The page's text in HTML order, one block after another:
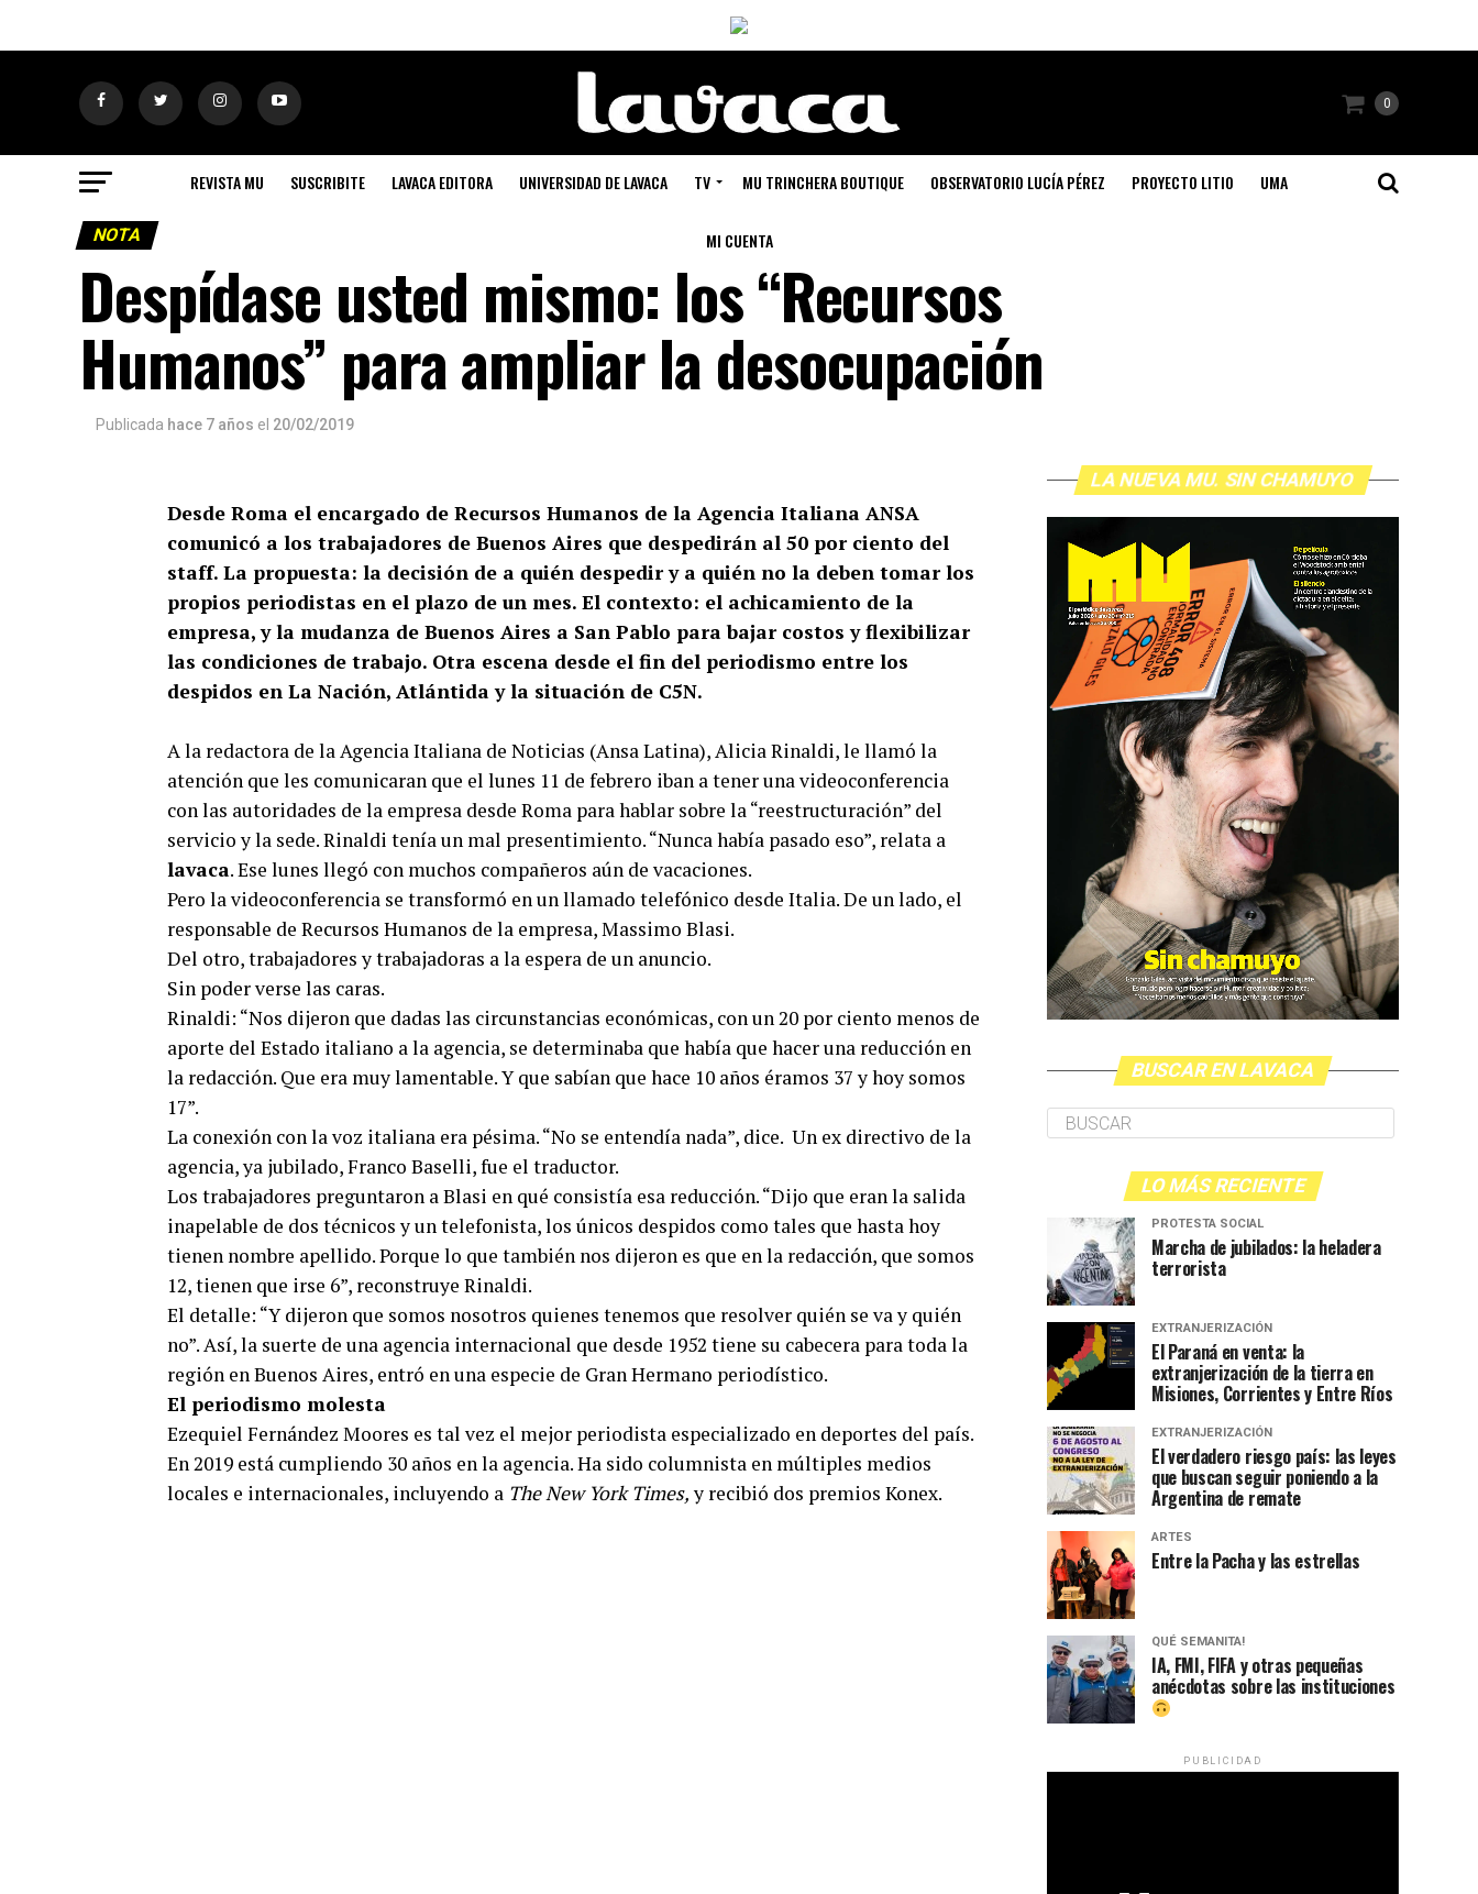
0
REVISTA MU SUSCRIBITE LAVACA EDITORA UNIVERSIDAD DE LAVACA TV MU TRINCHERA BOUTIQUE OBSERVATORIO LUCÍA PÉREZ PROYECTO LITIO UMA
MI CUENTA
NOTA
Despídase usted mismo: los “Recursos
Humanos” para ampliar la desocupación
Publicada hace 7 años el 20/02/2019
Desde Roma el encargado de Recursos Humanos de la Agencia Italiana ANSA
comunicó a los trabajadores de Buenos Aires que despedirán al 50 por ciento del
staff. La propuesta: la decisión de a quién despedir y a quién no la deben tomar los
propios periodistas en el plazo de un mes. El contexto: el achicamiento de la
empresa, y la mudanza de Buenos Aires a San Pablo para bajar costos y flexibilizar
las condiciones de trabajo. Otra escena desde el fin del periodismo entre los
despidos en La Nación, Atlántida y la situación de C5N.
A la redactora de la Agencia Italiana de Noticias (Ansa Latina), Alicia Rinaldi, le llamó la
atención que les comunicaran que el lunes 11 de febrero iban a tener una videoconferencia
con las autoridades de la empresa desde Roma para hablar sobre la “reestructuración” del
servicio y la sede. Rinaldi tenía un mal presentimiento. “Nunca había pasado eso”, relata a
lavaca. Ese lunes llegó con muchos compañeros aún de vacaciones.
Pero la videoconferencia se transformó en un llamado telefónico desde Italia. De un lado, el
responsable de Recursos Humanos de la empresa, Massimo Blasi.
Del otro, trabajadores y trabajadoras a la espera de un anuncio.
Sin poder verse las caras.
Rinaldi: “Nos dijeron que dadas las circunstancias económicas, con un 20 por ciento menos de
aporte del Estado italiano a la agencia, se determinaba que había que hacer una reducción en
la redacción. Que era muy lamentable. Y que sabían que hace 10 años éramos 37 y hoy somos
17”.
La conexión con la voz italiana era pésima. “No se entendía nada”, dice. Un ex directivo de la
agencia, ya jubilado, Franco Baselli, fue el traductor.
Los trabajadores preguntaron a Blasi en qué consistía esa reducción. “Dijo que eran la salida
inapelable de dos técnicos y un telefonista, los únicos despidos como tales que hasta hoy
tienen nombre apellido. Porque lo que también nos dijeron es que en la redacción, que somos
12, tienen que irse 6”, reconstruye Rinaldi.
El detalle: “Y dijeron que somos nosotros quienes tenemos que resolver quién se va y quién
no”. Así, la suerte de una agencia internacional que desde 1952 tiene su cabecera para toda la
región en Buenos Aires, entró en una especie de Gran Hermano periodístico.
El periodismo molesta
Ezequiel Fernández Moores es tal vez el mejor periodista especializado en deportes del país.
En 2019 está cumpliendo 30 años en la agencia. Ha sido columnista en múltiples medios
locales e internacionales, incluyendo a The New York Times,y recibió dos premios Konex.
LA NUEVA MU. SIN CHAMUYO
BUSCAR EN LAVACA
LO MÁS RECIENTE
PROTESTA SOCIAL
Marcha de jubilados: la heladera
terrorista
EXTRANJERIZACIÓN
El Paraná en venta: la
extranjerización de la tierra en
Misiones, Corrientes y Entre Ríos
EXTRANJERIZACIÓN
El verdadero riesgo país: las leyes
que buscan seguir poniendo a la
Argentina de remate
ARTES
Entre la Pacha y las estrellas
QUÉ SEMANITA!
IA, FMI, FIFA y otras pequeñas
anécdotas sobre las instituciones
PUBLICIDAD